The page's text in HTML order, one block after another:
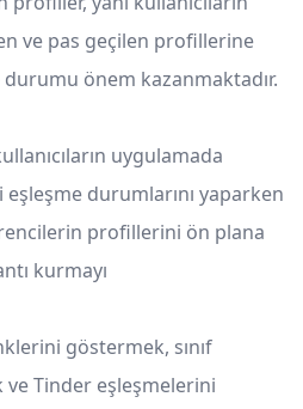
ve pas geçilen profillerine
önem kazanmaktadır.
uygulamada
durumlarını yaparken
profillerini ön plana
kurmayı
göstermek, sınıf
ve Tinder eşleşmelerini